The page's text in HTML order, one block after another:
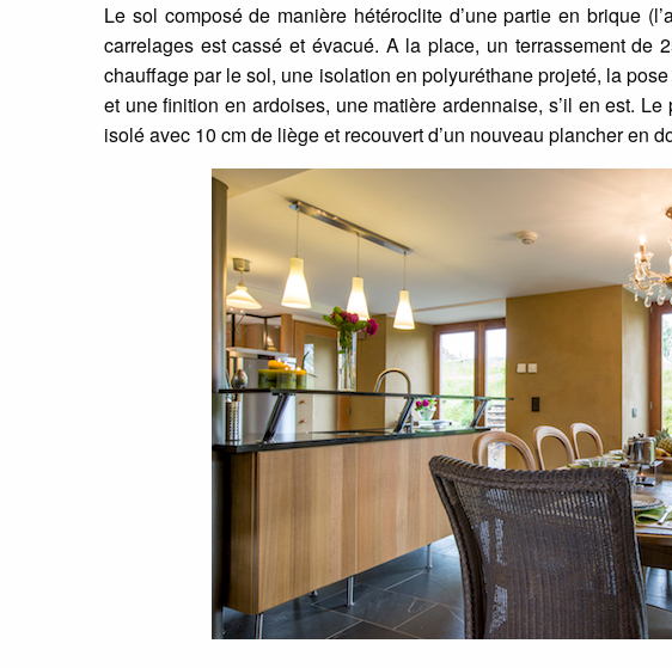
Le sol composé de manière hétéroclite d’une partie en brique
carrelages est cassé et évacué. A la place, un terrassement de
chauffage par le sol, une isolation en polyuréthane projeté, la
et une finition en ardoises, une matière ardennaise, s’il en est. Le
isolé avec 10 cm de liège et recouvert d’un nouveau plancher en